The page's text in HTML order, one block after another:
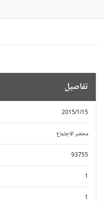
تفاصيل
2015/1/15
محضر الاجتماع
93755